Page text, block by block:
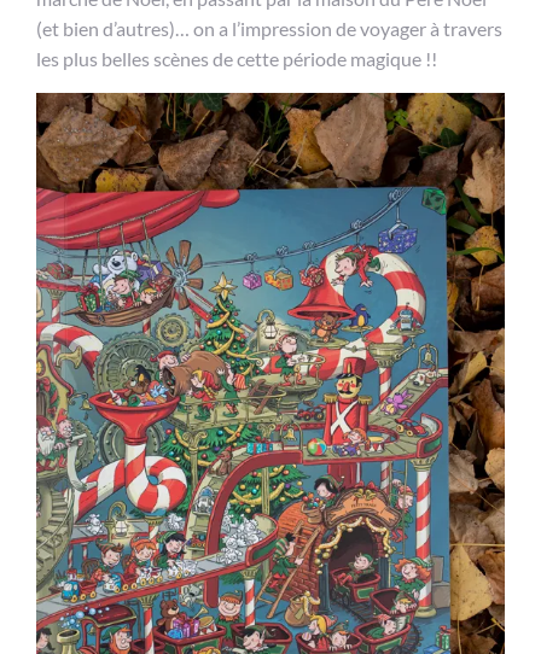
(et bien d’autres)… on a l’impression de voyager à travers
les plus belles scènes de cette période magique !!